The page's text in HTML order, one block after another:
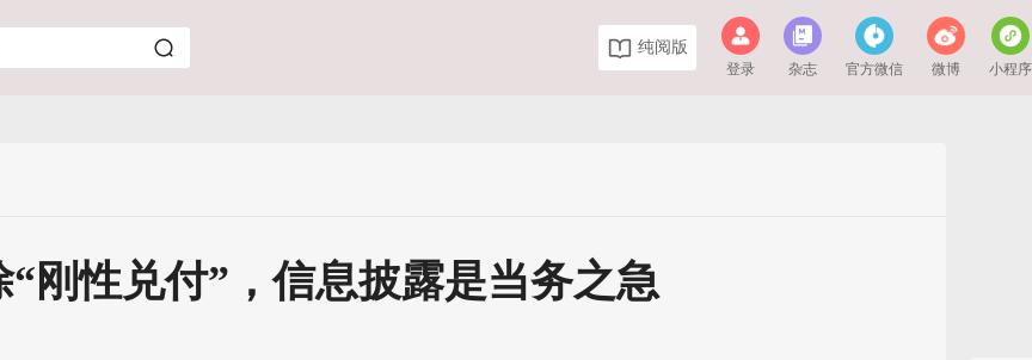
纯阅版
登录 杂志 官方微信 微博 小程序
“刚性兑付”，信息披露是当务之急